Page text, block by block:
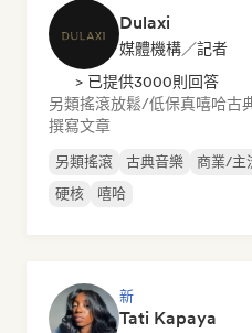
Dulaxi
媒體機構／記者
> 已提供3000則回答
另類搖滾放鬆/低保真嘻哈古
撰寫文章
另類搖滾 古典音樂 商業/主
硬核
嘻哈
新
Tati Kapaya